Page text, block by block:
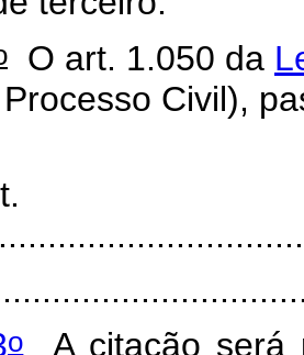
O art. 1.050 da
Civil),
o
A citação será